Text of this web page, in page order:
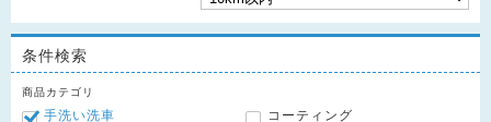
条件検索
商品カテゴリ
手洗い洗車
コーティング